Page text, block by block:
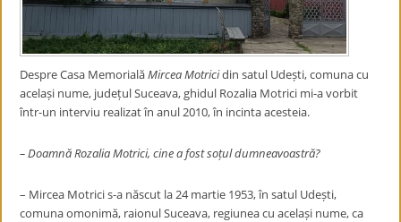
Despre Casa MemorialăMircea Motricidin satul Udești, comuna cu
același nume, județul Suceava, ghidul Rozalia Motrici mi-a vorbit
într-un interviu realizat în anul 2010, în incinta acesteia.
– Doamnă Rozalia Motrici, cine a fost soțul dumneavoastră?
– Mircea Motrici s-a născut la 24 martie 1953, în satul Udești,
comuna omonimă, raionul Suceava, regiunea cu același nume, ca